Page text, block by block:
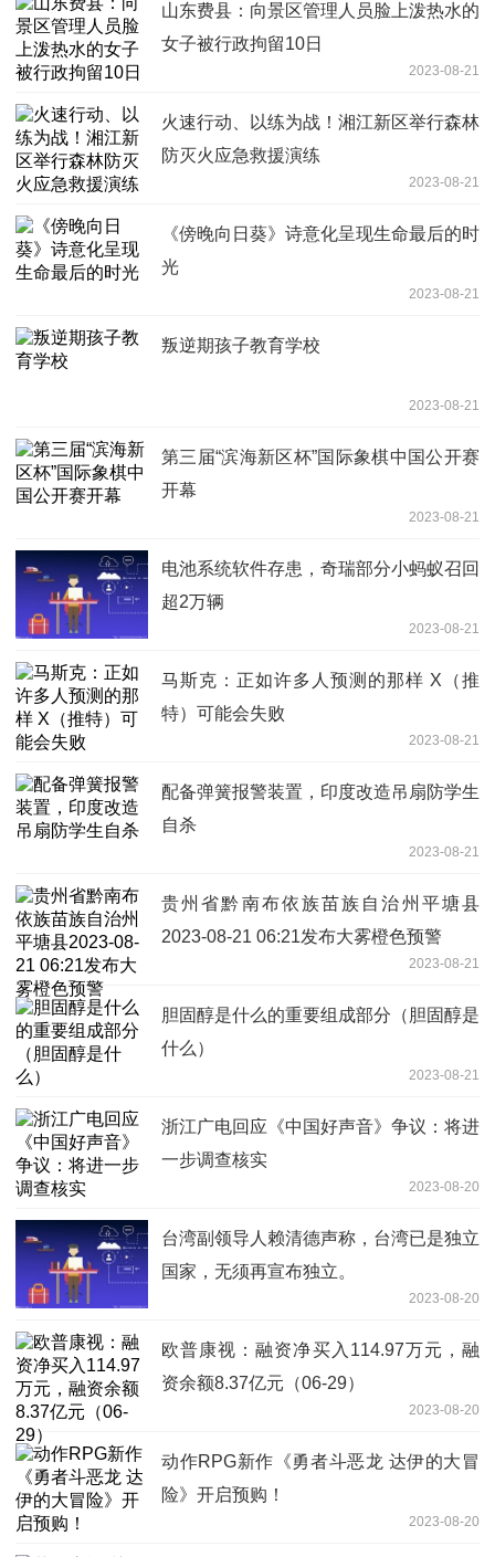
山东费县：向景区管理人员脸上泼热水的
女子被行政拘留10日
2023-08-21
火速行动、以练为战！湘江新区举行森林
防灭火应急救援演练
2023-08-21
《傍晚向日葵》诗意化呈现生命最后的时
光
2023-08-21
叛逆期孩子教育学校
2023-08-21
第三届“滨海新区杯”国际象棋中国公开赛
开幕
2023-08-21
电池系统软件存患，奇瑞部分小蚂蚁召回
超2万辆
2023-08-21
马斯克：正如许多人预测的那样 X（推
特）可能会失败
2023-08-21
配备弹簧报警装置，印度改造吊扇防学生
自杀
2023-08-21
贵州省黔南布依族苗族自治州平塘县
2023-08-21 06:21发布大雾橙色预警
2023-08-21
胆固醇是什么的重要组成部分（胆固醇是
什么）
2023-08-21
浙江广电回应《中国好声音》争议：将进
一步调查核实
2023-08-20
台湾副领导人赖清德声称，台湾已是独立
国家，无须再宣布独立。
2023-08-20
欧普康视：融资净买入114.97万元，融
资余额8.37亿元（06-29）
2023-08-20
动作RPG新作《勇者斗恶龙 达伊的大冒
险》开启预购！
2023-08-20